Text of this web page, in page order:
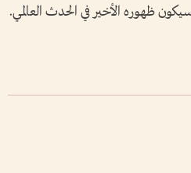
ظهوره الأخير في الحدث العالمي.